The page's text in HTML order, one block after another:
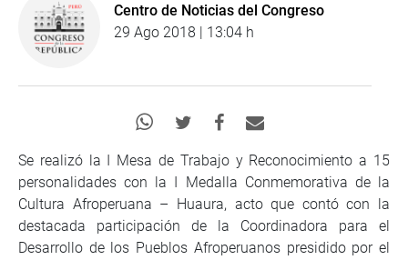
Centro de Noticias del Congreso
29 Ago 2018 | 13:04 h
Se realizó la I Mesa de Trabajo y Reconocimiento a 15
personalidades con la I Medalla Conmemorativa de la
Cultura Afroperuana – Huaura, acto que contó con la
destacada participación de la Coordinadora para el
Desarrollo de los Pueblos Afroperuanos presidido por el